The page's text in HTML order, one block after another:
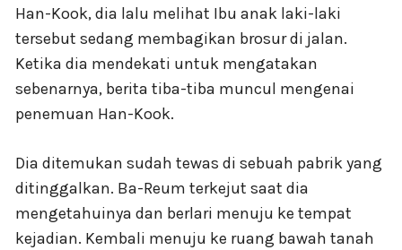
Han-Kook, dia lalu melihat Ibu anak laki-laki
tersebut sedang membagikan brosur di jalan.
Ketika dia mendekati untuk mengatakan
sebenarnya, berita tiba-tiba muncul mengenai
penemuan Han-Kook.
Dia ditemukan sudah tewas di sebuah pabrik yang
ditinggalkan. Ba-Reum terkejut saat dia
mengetahuinya dan berlari menuju ke tempat
kejadian. Kembali menuju ke ruang bawah tanah